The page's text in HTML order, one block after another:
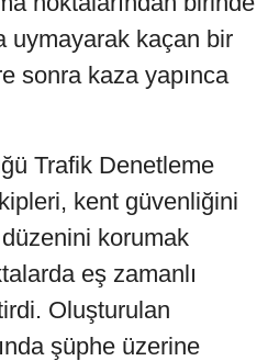
uymayarak kaçan bir
sonra kaza yapınca
Trafik Denetleme
kent güvenliğini
korumak
eş zamanlı
Oluşturulan
şüphe üzerine